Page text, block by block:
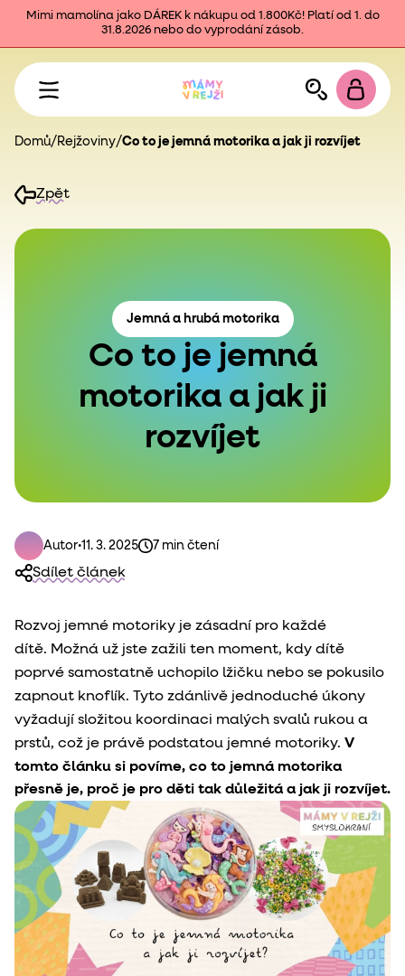
Mimi mamolína jako DÁREK k nákupu od 1.800Kč! Platí od 1. do
31.8.2026 nebo do vyprodání zásob.
Domů/ Rejžoviny/Co to je jemná motorika a jak ji rozvíjet
Zpět
Jemná a hrubá motorika
Co to je jemná
motorika a jak ji
rozvíjet
Autor•11. 3. 2025 7 min čtení
Sdílet článek
Rozvoj jemné motoriky je zásadní pro každé
dítě. Možná už jste zažili ten moment, kdy dítě
poprvé samostatně uchopilo lžičku nebo se pokusilo
zapnout knoflík. Tyto zdánlivě jednoduché úkony
vyžadují složitou koordinaci malých svalů rukou a
prstů, což je právě podstatou jemné motoriky. V
tomto článku si povíme, co to jemná motorika
přesně je, proč je pro děti tak důležitá a jak ji rozvíjet.